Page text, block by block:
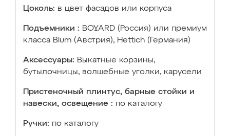
Цоколь: в цвет фасадов или корпуса
Подъемники : BOYARD (Россия) или премиум
класса Blum (Австрия), Hettich (Германия)
Аксессуары: Выкатные корзины,
бутылочницы, волшебные уголки, карусели
Пристеночный плинтус, барные стойки и
навески, освещение : по каталогу
Ручки: по каталогу